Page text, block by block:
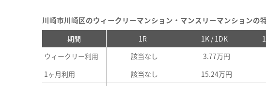
川崎市川崎区のウィークリーマンション・マンスリーマンションの
期間 1R 1K / 1DK
ウィークリー利用
該当なし 3.77万円
1ヶ月利用
該当なし 15.24万円